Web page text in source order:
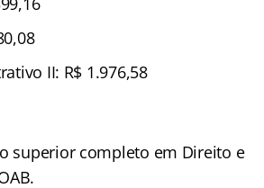
II: R$ 1.976,58
superior completo em Direito e